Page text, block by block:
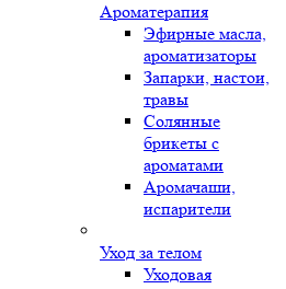
Ароматерапия
Эфирные масла,
ароматизаторы
Запарки, настои,
травы
Солянные
брикеты с
ароматами
Аромачаши,
испарители
Уход за телом
Уходовая